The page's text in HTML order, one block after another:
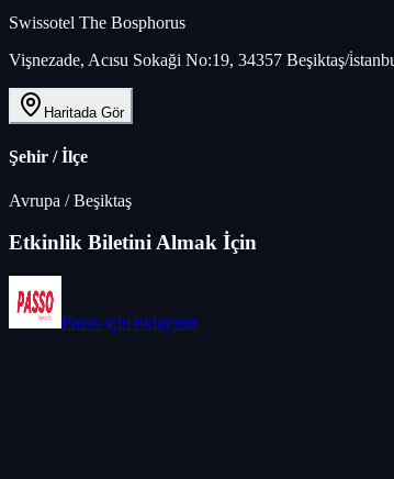
Swissotel The Bosphorus
Vişnezade, Acısu Sokaği No:19, 34357 Beşiktaş/
Haritada Gör
Şehir / İlçe
Avrupa /Beşiktaş
Etkinlik Biletini Almak İçin
Passo için tıklayınız